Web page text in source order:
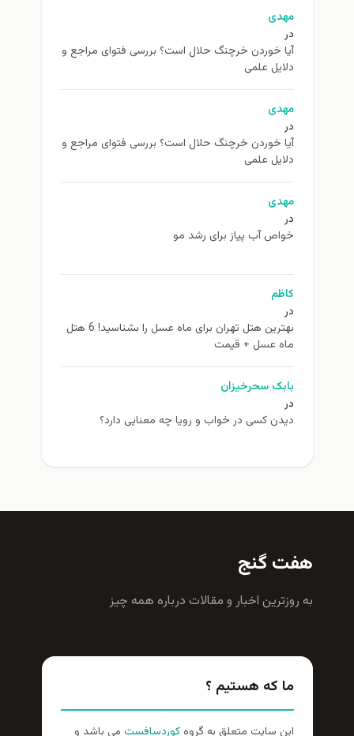
مهدی
در
آیا خوردن خرچنگ حلال است؟ بررسی فتوای مراجع و
دلایل علمی
مهدی
در
آیا خوردن خرچنگ حلال است؟ بررسی فتوای مراجع و
دلایل علمی
مهدی
در
خواص آب پیاز برای رشد مو
کاظم
در
بهترین هتل تهران برای ماه عسل را بشناسید! 6 هتل
ماه عسل + قیمت
بابک سحرخیزان
در
دیدن کسی در خواب و رویا چه معنایی دارد؟
هفت گنج
به روزترين اخبار و مقالات درباره همه چيز
ما که هستیم ؟
این سایت متعلق به گروهکوردسافست می باشد و